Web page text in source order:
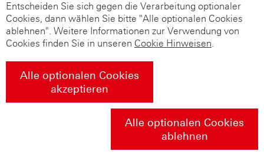
Entscheiden Sie sich gegen die Verarbeitung optionaler
Cookies, dann wählen Sie bitte "Alle optionalen Cookies
ablehnen". Weitere Informationen zur Verwendung von
Cookies finden Sie in unseren Cookie Hinweisen.
Alle optionalen Cookies
akzeptieren
Alle optionalen Cookies
ablehnen